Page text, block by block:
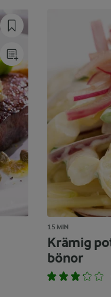
15 MIN
Krämig
bönor